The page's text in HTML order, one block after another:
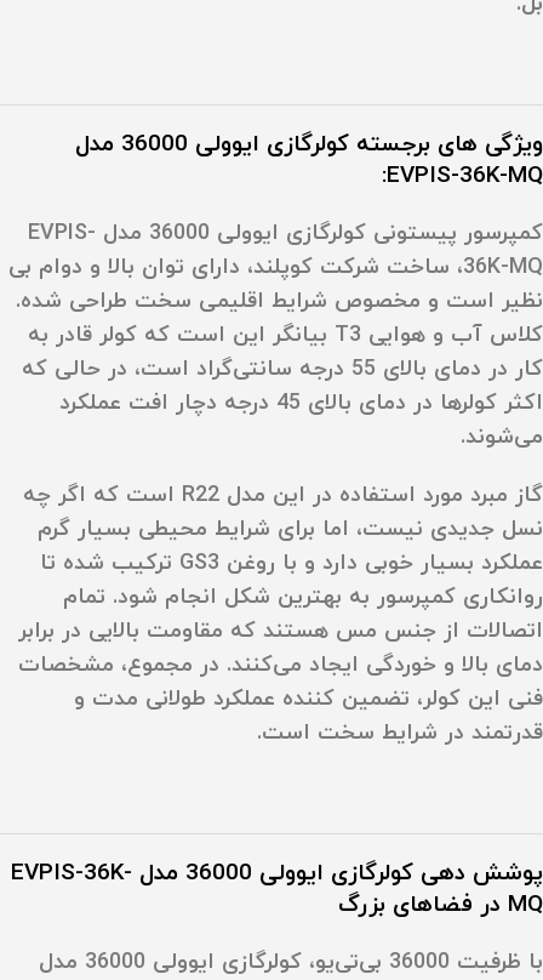
ویژگی های برجسته کولرگازی ایوولی 36000 مدل
EVPIS-36K-MQ:
کمپرسور پیستونی کولرگازی ایوولی 36000 مدل EVPIS-
36K-MQ، ساخت شرکت کوپلند، دارای توان بالا و دوام بی‌
نظیر است و مخصوص شرایط اقلیمی سخت طراحی شده.
کلاس آب‌ و هوایی T3 بیانگر این است که کولر قادر به
کار در دمای بالای 55 درجه سانتی‌گراد
است، در حالی‌ که
اکثر کولرها در دمای بالای 45 درجه دچار افت عملکرد
می‌شوند.
گاز مبرد مورد استفاده در این مدل R22 است که اگر چه
نسل جدیدی نیست، اما برای شرایط محیطی بسیار گرم
عملکرد بسیار خوبی دارد و با روغن GS3 ترکیب شده تا
روانکاری کمپرسور به بهترین شکل انجام شود. تمام
اتصالات از جنس مس هستند که مقاومت بالایی در برابر
دمای بالا و خوردگی ایجاد می‌کنند. در مجموع، مشخصات
فنی این کولر، تضمین‌ کننده عملکرد طولانی‌ مدت و
قدرتمند در شرایط سخت است.
پوشش‌ دهی کولرگازی ایوولی 36000 مدل EVPIS-36K-
MQ در فضاهای بزرگ
با ظرفیت 36000 بی‌تی‌یو
، کولرگازی ایوولی 36000 مدل